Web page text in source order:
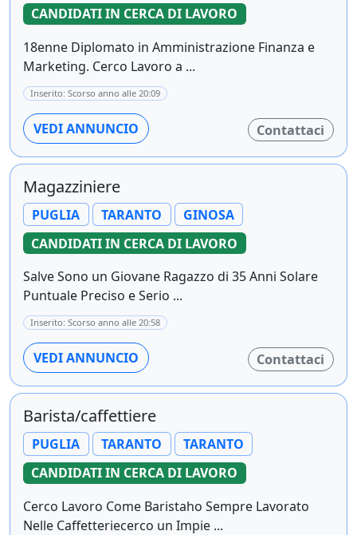
CANDIDATI IN CERCA DI LAVORO
18enne Diplomato in Amministrazione Finanza e
Marketing. Cerco Lavoro a ...
Inserito: Scorso anno alle 20:09
VEDI ANNUNCIO Contattaci
Magazziniere
PUGLIA TARANTO
GINOSA
CANDIDATI IN CERCA DI LAVORO
Salve Sono un Giovane Ragazzo di 35 Anni Solare
Puntuale Preciso e Serio ...
Inserito: Scorso anno alle 20:58
VEDI ANNUNCIO Contattaci
Barista/caffettiere
PUGLIA TARANTO
TARANTO
CANDIDATI IN CERCA DI LAVORO
Cerco Lavoro Come Baristaho Sempre Lavorato
Nelle Caffetteriecerco un Impie ...